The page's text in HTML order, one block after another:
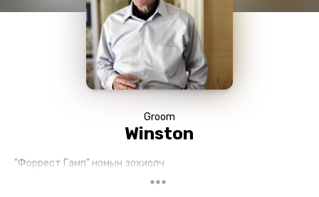
Groom
Winston
"Форрест Гамп" номын зохиолч